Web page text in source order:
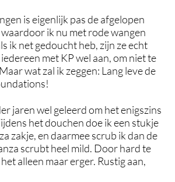
is eigenlijk pas de afgelopen
ik nu met rode wangen
ik net gedoucht heb, zijn ze echt
met KP wel aan, om niet te
wat zal ik zeggen: Lang leve de
jaren wel geleerd om het enigszins
het douchen doe ik een stukje
zakje, en daarmee scrub ik dan de
scrubt heel mild. Door hard te
alleen maar erger. Rustig aan,